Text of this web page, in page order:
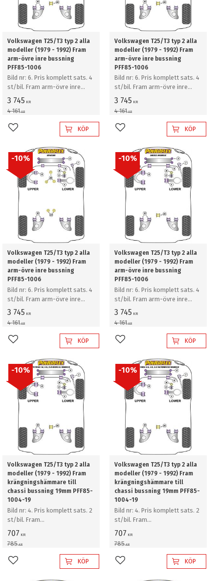
Volkswagen T25/T3 typ 2 alla
modeller (1979 - 1992) Fram
arm-övre inre bussning
PFF85-1006
Bild nr: 6. Pris komplett sats. 4
st/bil. Fram arm-övre inre
bussning
3 745 KR
4 161KR
Lägg till i favoriterKÖP
Volkswagen T25/T3 typ 2 alla
modeller (1979 - 1992) Fram
arm-övre inre bussning
PFF85-1006
Bild nr: 6. Pris komplett sats. 4
st/bil. Fram arm-övre inre
bussning
3 745 KR
4 161KR
Lägg till i favoriterKÖP
Volkswagen T25/T3 typ 2 alla
modeller (1979 - 1992) Fram
arm-övre inre bussning
PFF85-1006
Bild nr: 6. Pris komplett sats. 4
st/bil. Fram arm-övre inre
bussning
3 745 KR
4 161KR
10%
Lägg till i favoriterKÖP
Volkswagen T25/T3 typ 2 alla
modeller (1979 - 1992) Fram
arm-övre inre bussning
PFF85-1006
Bild nr: 6. Pris komplett sats. 4
st/bil. Fram arm-övre inre
bussning
3 745 KR
4 161KR
10%
Lägg till i favoriterKÖP
Volkswagen T25/T3 typ 2 alla
modeller (1979 - 1992) Fram
krängningshämmare till
chassi bussning 19mm PFF85-
1004-19
Bild nr: 4. Pris komplett sats. 2
st/bil. Fram
krängningshämmare till chassi
bussning 19mm
707 KR
785KR
10%
Lägg till i favoriterKÖP
Volkswagen T25/T3 typ 2 alla
modeller (1979 - 1992) Fram
krängningshämmare till
chassi bussning 19mm PFF85-
1004-19
Bild nr: 4. Pris komplett sats. 2
st/bil. Fram
krängningshämmare till chassi
bussning 19mm
707 KR
785KR
10%
Lägg till i favoriterKÖP